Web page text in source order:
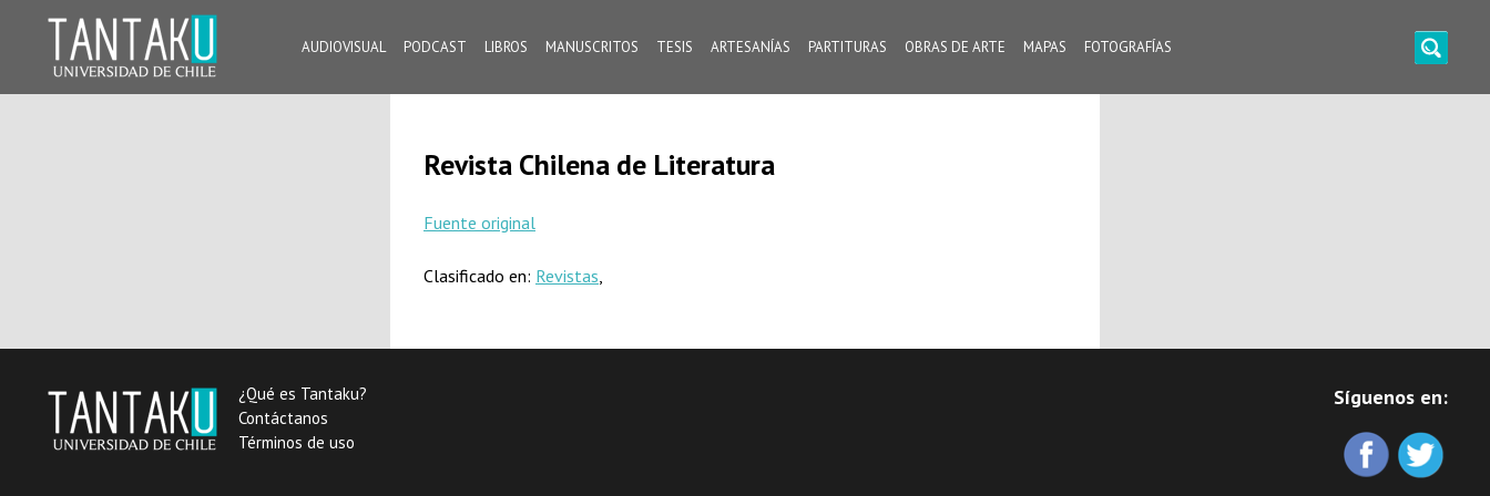
content
AUDIOVISUAL PODCAST LIBROS MANUSCRITOS TESIS ARTESANÍAS PARTITURAS OBRAS DE ARTE MAPAS FOTOGRAFÍAS
Revista Chilena de Literatura
Fuente original
Clasificado en: Revistas,
¿Qué es Tantaku?
Contáctanos
Términos de uso
Síguenos en: